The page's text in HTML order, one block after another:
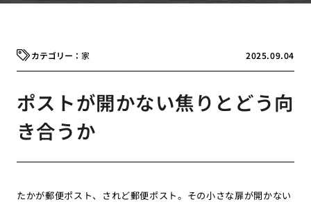
2025.09.04
家
ポストが開かない焦りとどう向
き合うか
たかが郵便ポスト、されど郵便ポスト。その小さな扉が開かない